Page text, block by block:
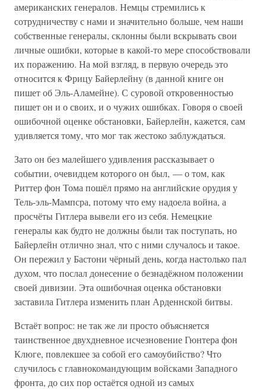
американских генералов. Немцы стремились к
сотрудничеству с нами и значительно больше, чем наши
собственные генералы, склонны были вскрывать свои
личные ошибки, которые в какой-то мере способствовали
их поражению. На мой взгляд, в первую очередь это
относится к Фрицу Байерлейну (в данной книге он
пишет об Эль-Аламейне). С суровой откровенностью
пишет он и о своих, и о чужих ошибках. Говоря о своей
ошибочной оценке обстановки, Байерлейн, кажется, сам
удивляется тому, что мог так жестоко заблуждаться.
Зато он без малейшего удивления рассказывает о
событии, очевидцем которого он был, — о том, как
Риттер фон Тома пошёл прямо на английские орудия у
Тель-эль-Мампсра, потому что ему надоела война, а
просчёты Гитлера вывели его из себя. Немецкие
генералы как будто не должны были так поступать, но
Байерлейн отлично знал, что с ними случалось и такое.
Он пережил у Бастони чёрный день, когда настолько пал
духом, что послал донесение о безнадёжном положении
своей дивизии. Эта ошибочная оценка обстановки
заставила Гитлера изменить план Арденнской битвы.
Встаёт вопрос: не так же ли просто объясняется
таинственное двухдневное исчезновение Гюнтера фон
Клюге, повлекшее за собой его самоубийство? Что
случилось с главнокомандующим войсками Западного
фронта, до сих пор остаётся одной из самых